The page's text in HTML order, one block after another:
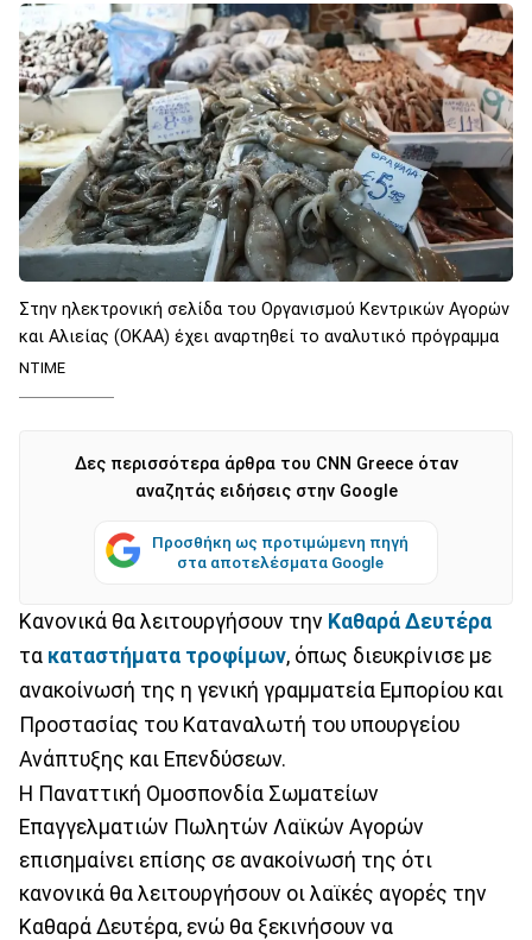
Στην ηλεκτρονική σελίδα του Οργανισμού Κεντρικών Αγορών
και Αλιείας (ΟΚΑΑ) έχει αναρτηθεί το αναλυτικό πρόγραμμα
NTIME
Δες περισσότερα άρθρα του CNN Greece όταν
αναζητάς ειδήσεις στην Google
Προσθήκη ως προτιμώμενη πηγή
στα αποτελέσματα Google
Κανονικά θα λειτουργήσουν την Καθαρά Δευτέρα
τα καταστήματα τροφίμων, όπως διευκρίνισε με
ανακοίνωσή της η γενική γραμματεία Εμπορίου και
Προστασίας του Καταναλωτή του υπουργείου
Ανάπτυξης και Επενδύσεων.
Η Παναττική Ομοσπονδία Σωματείων
Επαγγελματιών Πωλητών Λαϊκών Αγορών
επισημαίνει επίσης σε ανακοίνωσή της ότι
κανονικά θα λειτουργήσουν οι λαϊκές αγορές την
Καθαρά Δευτέρα, ενώ θα ξεκινήσουν να